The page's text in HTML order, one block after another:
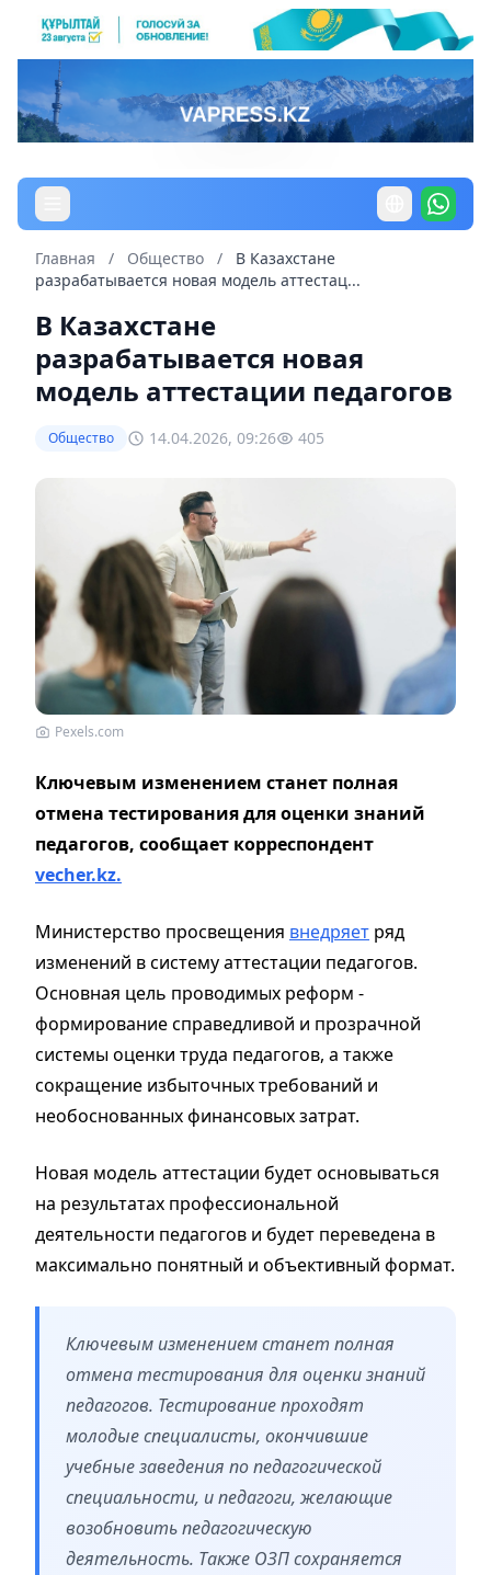
Главная / Общество /
В Казахстане
разрабатывается новая модель аттестац...
В Казахстане
разрабатывается новая
модель аттестации педагогов
Общество 14.04.2026, 09:26 405
Pexels.com
Ключевым изменением станет полная
отмена тестирования для оценки знаний
педагогов, сообщает корреспондент
vecher.kz.
Министерство просвещения внедряет ряд
изменений в систему аттестации педагогов.
Основная цель проводимых реформ -
формирование справедливой и прозрачной
системы оценки труда педагогов, а также
сокращение избыточных требований и
необоснованных финансовых затрат.
Новая модель аттестации будет основываться
на результатах профессиональной
деятельности педагогов и будет переведена в
максимально понятный и объективный формат.
Ключевым изменением станет полная
отмена тестирования для оценки знаний
педагогов. Тестирование проходят
молодые специалисты, окончившие
учебные заведения по педагогической
специальности, и педагоги, желающие
возобновить педагогическую
деятельность. Также ОЗП сохраняется